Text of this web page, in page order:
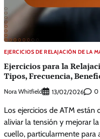
EJERCICIOS DE RELAJACIÓN DE LA
Ejercicios para la
Tipos, Frecuencia,
Nora Whitfield 13/02/2026 0
Los ejercicios de ATM
aliviar la tensión y mejorar
cuello, particularmente para